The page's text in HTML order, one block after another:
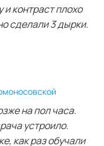
контраст плохо
сделали 3 дырки.
на пол часа.
устроило.
как раз обучали